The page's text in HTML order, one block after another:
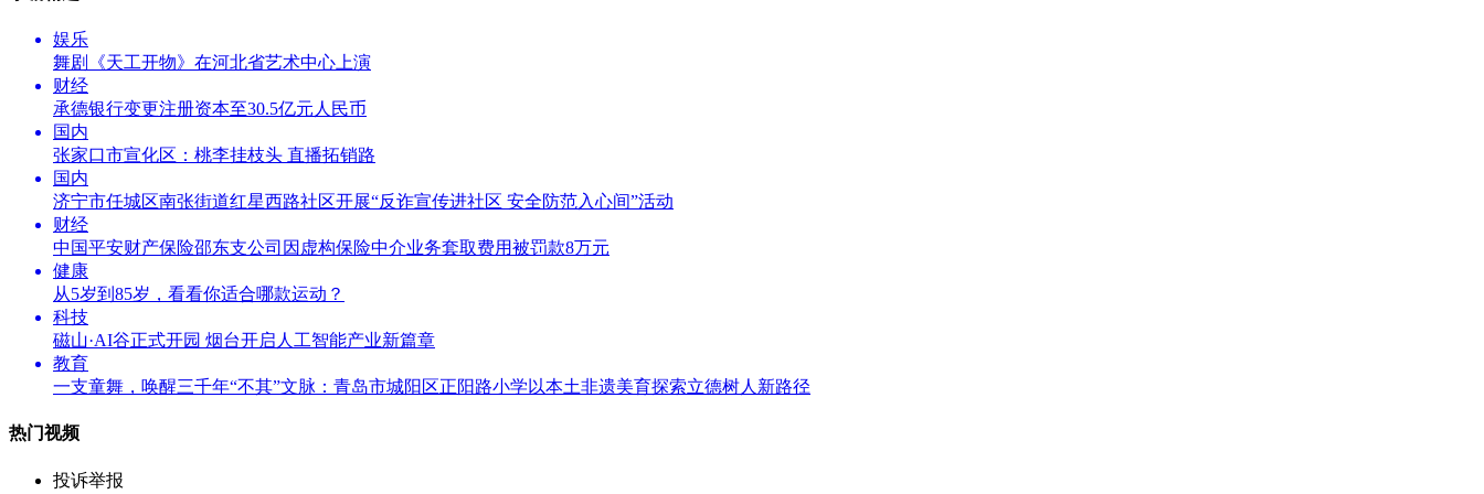
娱乐
舞剧《天工开物》在河北省艺术中心上演
财经
承德银行变更注册资本至30.5亿元人民币
国内
张家口市宣化区：桃李挂枝头 直播拓销路
国内
济宁市任城区南张街道红星西路社区开展“反诈宣传进社区 安全防范入心间”活动
财经
中国平安财产保险邵东支公司因虚构保险中介业务套取费用被罚款8万元
健康
从5岁到85岁，看看你适合哪款运动？
科技
磁山·AI谷正式开园 烟台开启人工智能产业新篇章
教育
一支童舞，唤醒三千年“不其”文脉：青岛市城阳区正阳路小学以本土非遗美育探索立德树人新路径
热门视频
投诉举报